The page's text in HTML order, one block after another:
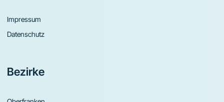
Impressum
Datenschutz
Bezirke